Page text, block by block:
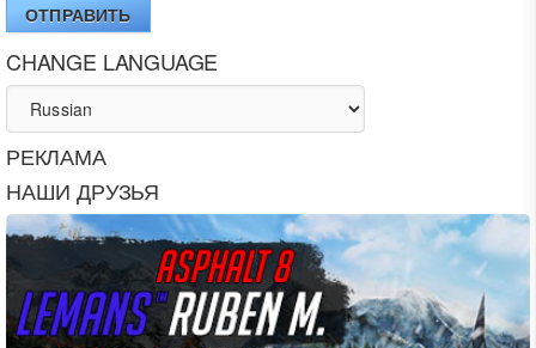
ОТПРАВИТЬ
CHANGE LANGUAGE
РЕКЛАМА
НАШИ ДРУЗЬЯ